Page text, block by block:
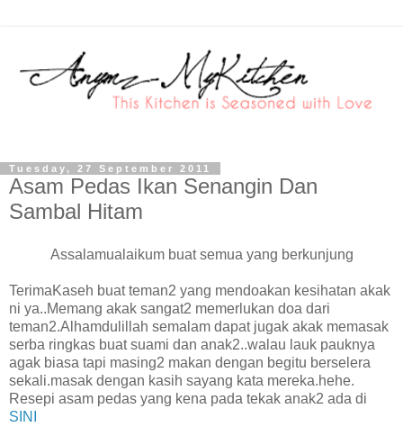
Tuesday, 27 September 2011
Asam Pedas Ikan Senangin Dan
Sambal Hitam
Assalamualaikum buat semua yang berkunjung
TerimaKaseh buat teman2 yang mendoakan kesihatan akak
ni ya..Memang akak sangat2 memerlukan doa dari
teman2.Alhamdulillah semalam dapat jugak akak memasak
serba ringkas buat suami dan anak2..walau lauk pauknya
agak biasa tapi masing2 makan dengan begitu berselera
sekali.masak dengan kasih sayang kata mereka.hehe.
Resepi asam pedas yang kena pada tekak anak2 ada di
SINI